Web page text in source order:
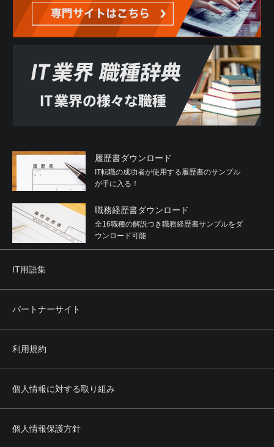
履歴書ダウンロード
IT転職の成功者が使用する履歴書のサンプル
が手に入る！
職務経歴書ダウンロード
全16職種の解説つき職務経歴書サンプルをダ
ウンロード可能
IT用語集
パートナーサイト
利用規約
個人情報に対する取り組み
個人情報保護方針